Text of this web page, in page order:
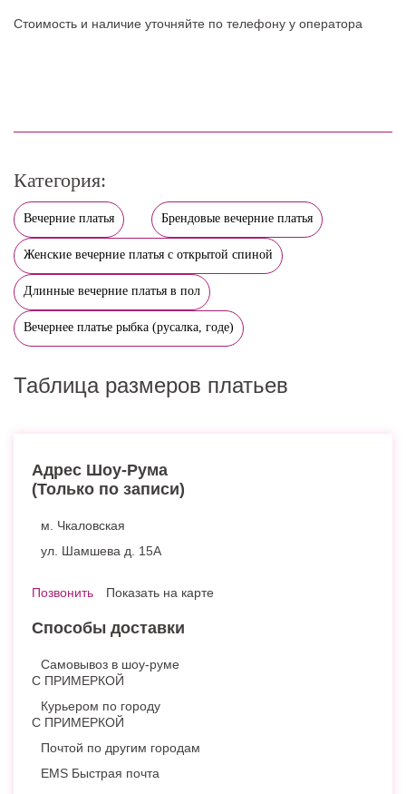
Стоимость и наличие уточняйте по телефону у оператора
Категория:
Вечерние платья Брендовые вечерние платья
Женские вечерние платья с открытой спиной
Длинные вечерние платья в пол
Вечернее платье рыбка (русалка, годе)
Таблица размеров платьев
Адрес Шоу-Рума
(Только по записи)
м. Чкаловская
ул. Шамшева д. 15А
Позвонить Показать на карте
Способы доставки
Самовывоз в шоу-руме
С ПРИМЕРКОЙ
Курьером по городу
С ПРИМЕРКОЙ
Почтой по другим городам
EMS Быстрая почта